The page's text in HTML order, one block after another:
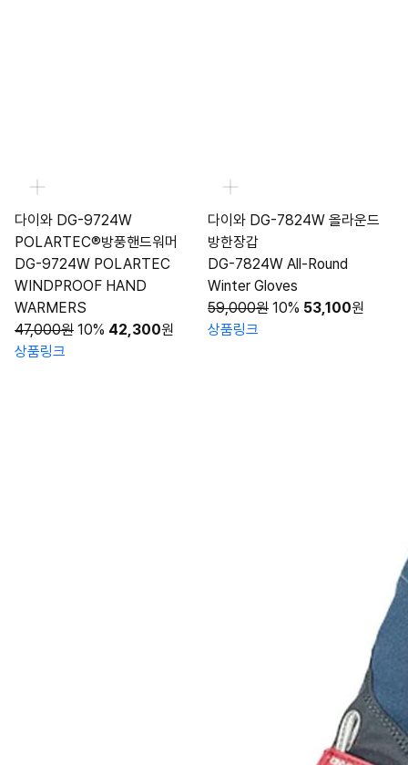
다이와 DG-9724W
POLARTEC®방풍핸드워머
DG-9724W POLARTEC
WINDPROOF HAND
WARMERS
47,000원 10% 42,300원
상품링크
다이와 DG-7824W 올라운드
방한장갑
DG-7824W All-Round
Winter Gloves
59,000원 10% 53,100원
상품링크